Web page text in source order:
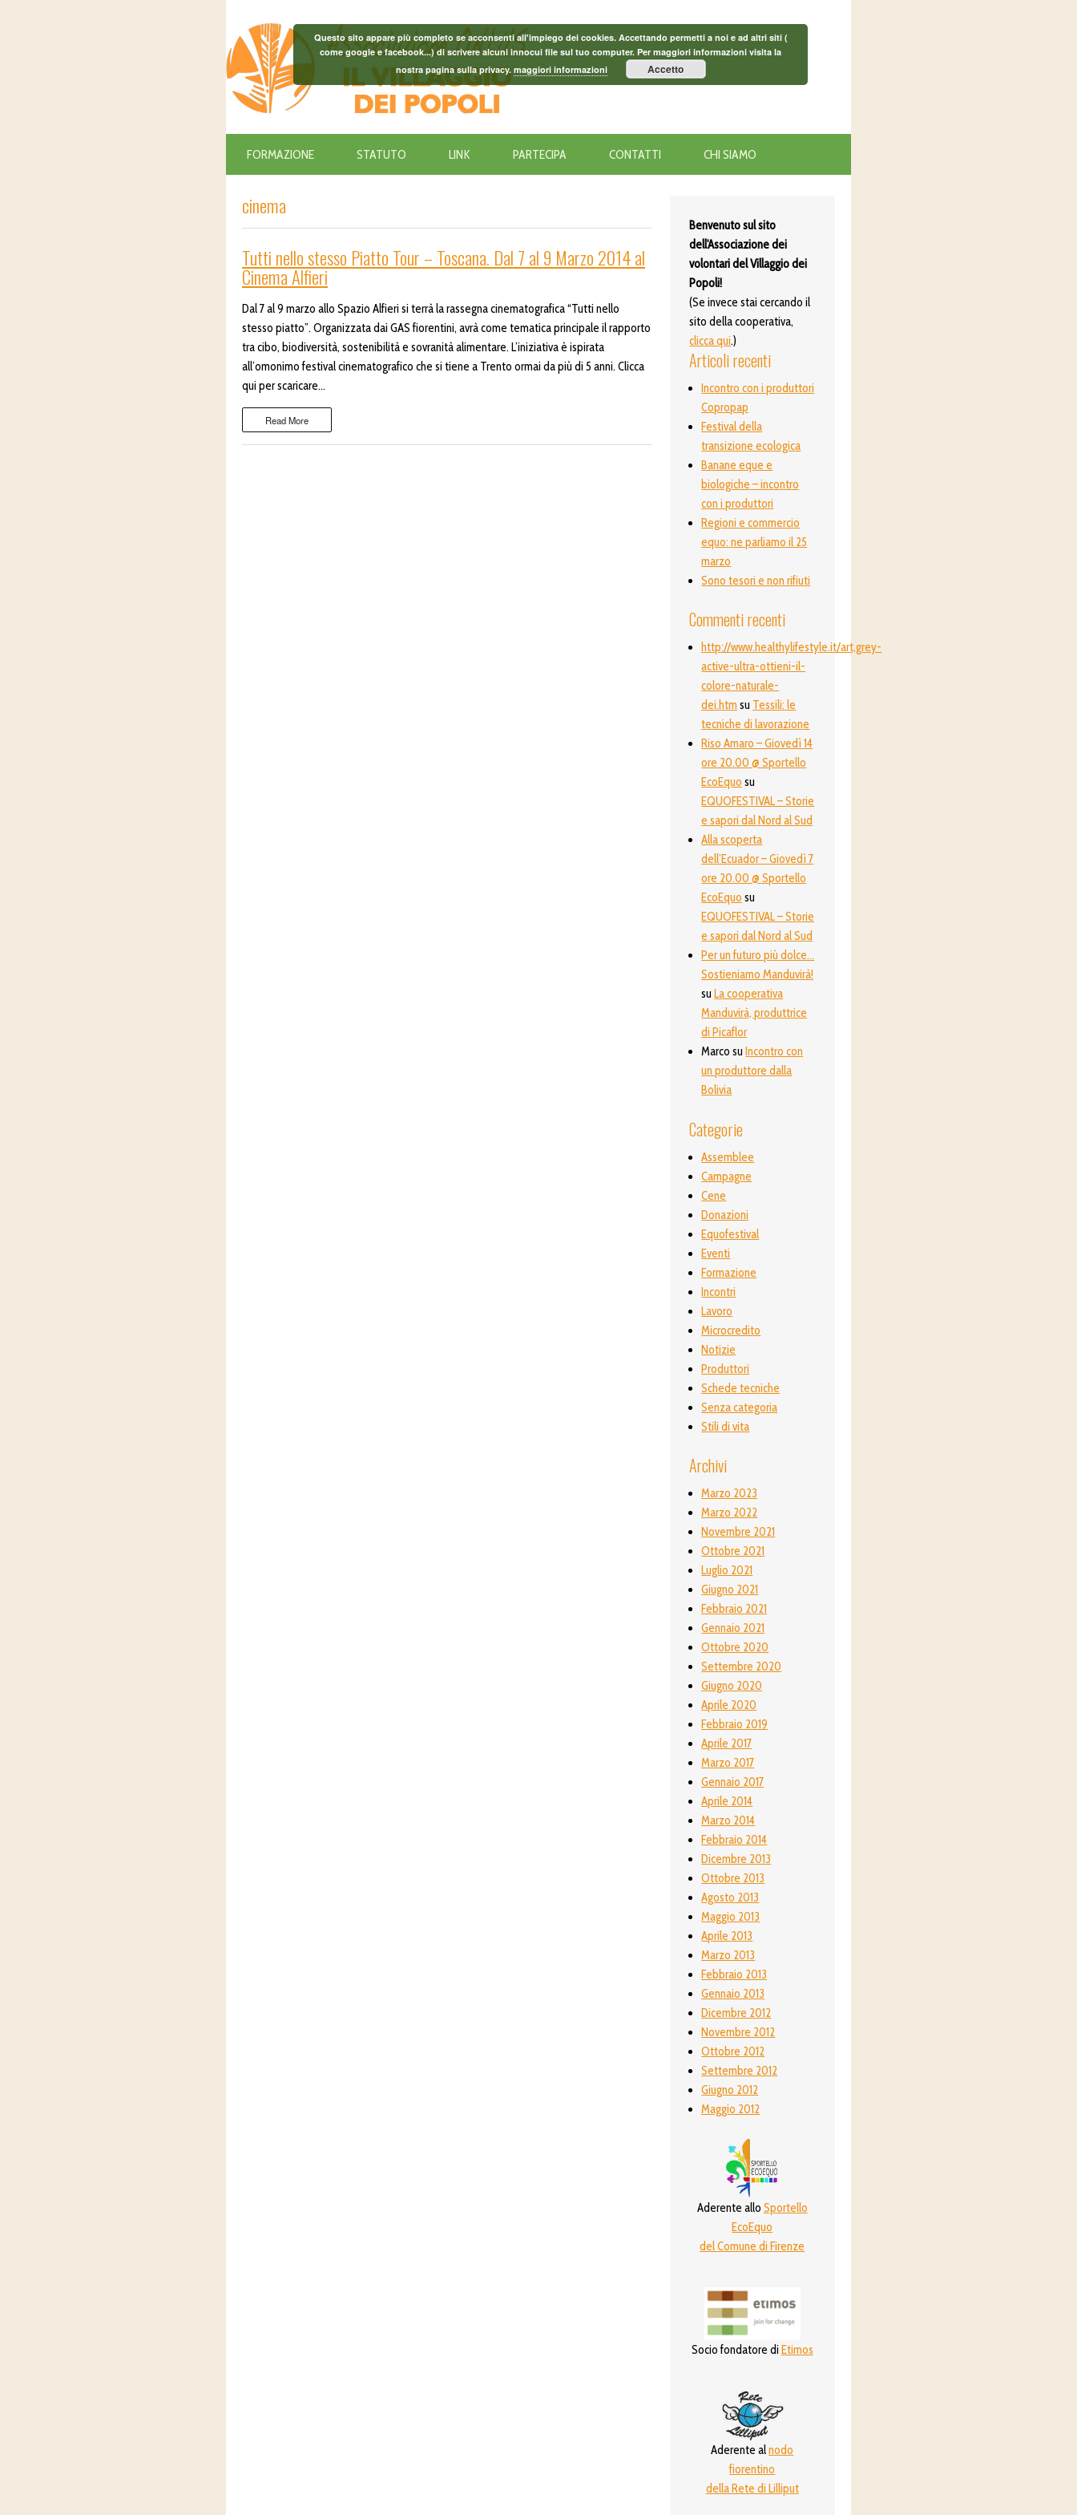
FORMAZIONE STATUTO LINK PARTECIPA CONTATTI CHI SIAMO
cinema
Tutti nello stesso Piatto Tour – Toscana. Dal 7 al 9 Marzo 2014 al
Cinema Alfieri
Dal 7 al 9 marzo allo Spazio Alfieri si terrà la rassegna cinematografica “Tutti nello
stesso piatto”. Organizzata dai GAS fiorentini, avrà come tematica principale il rapporto
tra cibo, biodiversità, sostenibilità e sovranità alimentare. L’iniziativa è ispirata
all’omonimo festival cinematografico che si tiene a Trento ormai da più di 5 anni. Clicca
qui per scaricare…
Read More
Benvenuto sul sito
dell'Associazione dei
volontari del Villaggio dei
Popoli!
(Se invece stai cercando il
sito della cooperativa,
clicca qui.)
Articoli recenti
Incontro con i produttori
Copropap
Festival della
transizione ecologica
Banane eque e
biologiche – incontro
con i produttori
Regioni e commercio
equo: ne parliamo il 25
marzo
Sono tesori e non rifiuti
Commenti recenti
http://www.healthylifestyle.it/art,grey-
active-ultra-ottieni-il-
colore-naturale-
dei.htm su Tessili: le
tecniche di lavorazione
Riso Amaro – Giovedì 14
ore 20.00 @ Sportello
EcoEquo su
EQUOFESTIVAL – Storie
e sapori dal Nord al Sud
Alla scoperta
dell’Ecuador – Giovedì 7
ore 20.00 @ Sportello
EcoEquo su
EQUOFESTIVAL – Storie
e sapori dal Nord al Sud
Per un futuro più dolce…
Sostieniamo Manduvirà!
suLa cooperativa
Manduvirà, produttrice
di Picaflor
Marco suIncontro con
un produttore dalla
Bolivia
Categorie
Assemblee
Campagne
Cene
Donazioni
Equofestival
Eventi
Formazione
Incontri
Lavoro
Microcredito
Notizie
Produttori
Schede tecniche
Senza categoria
Stili di vita
Archivi
Marzo 2023
Marzo 2022
Novembre 2021
Ottobre 2021
Luglio 2021
Giugno 2021
Febbraio 2021
Gennaio 2021
Ottobre 2020
Settembre 2020
Giugno 2020
Aprile 2020
Febbraio 2019
Aprile 2017
Marzo 2017
Gennaio 2017
Aprile 2014
Marzo 2014
Febbraio 2014
Dicembre 2013
Ottobre 2013
Agosto 2013
Maggio 2013
Aprile 2013
Marzo 2013
Febbraio 2013
Gennaio 2013
Dicembre 2012
Novembre 2012
Ottobre 2012
Settembre 2012
Giugno 2012
Maggio 2012
Aderente allo Sportello
EcoEquo
del Comune di Firenze
Socio fondatore di Etimos
Aderente alnodo
fiorentino
della Rete di Lilliput
Questo sito appare più completo se acconsenti all'impiego dei cookies. Accettando permetti a noi e ad altri siti (
come google e facebook...) di scrivere alcuni innocui file sul tuo computer. Per maggiori informazioni visita la
nostra pagina sulla privacy. maggiori informazioni Accetto